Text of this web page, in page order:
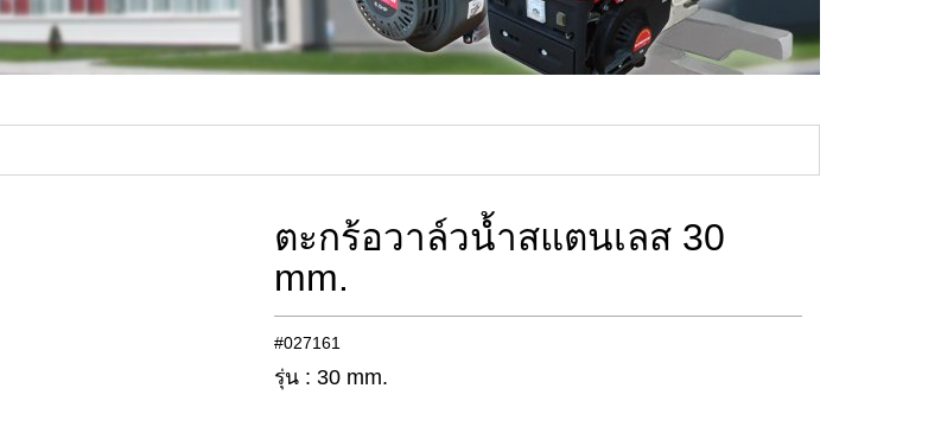
ตะกร้อวาล์วน้ำสแตนเลส 30
mm.
#027161
รุ่น : 30 mm.